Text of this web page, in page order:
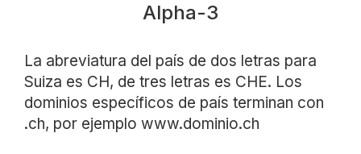
Alpha-3
La abreviatura del país de dos letras para
Suiza es CH, de tres letras es CHE. Los
dominios específicos de país terminan con
.ch, por ejemplo www.dominio.ch